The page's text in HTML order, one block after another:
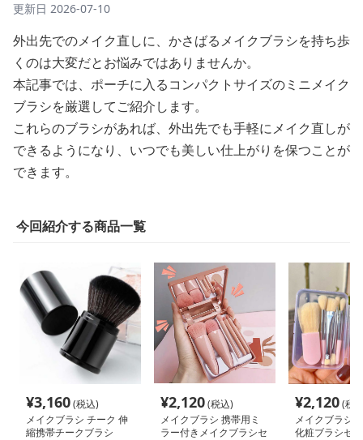
更新日 2026-07-10
外出先でのメイク直しに、かさばるメイクブラシを持ち歩
くのは大変だとお悩みではありませんか。
本記事では、ポーチに入るコンパクトサイズのミニメイク
ブラシを厳選してご紹介します。
これらのブラシがあれば、外出先でも手軽にメイク直しが
できるようになり、いつでも美しい仕上がりを保つことが
できます。
今回紹介する商品一覧
¥3,160(税込)
メイクブラシ チーク 伸
縮携帯チークブラシ
¥2,120(税込)
メイクブラシ 携帯用ミ
ラー付きメイクブラシセ
¥2,120(税
メイクブラシ
化粧ブラシセ